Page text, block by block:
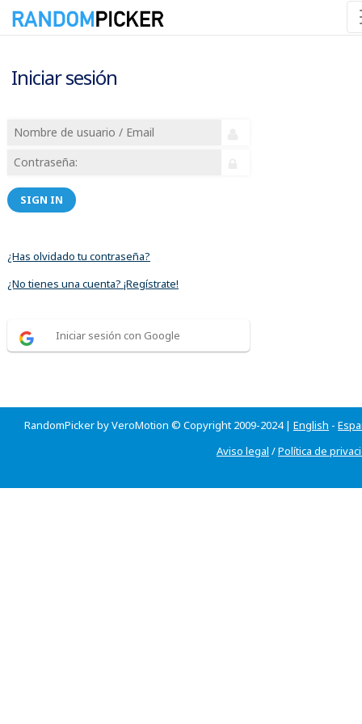
Iniciar sesión
SIGN IN
¿Has olvidado tu contraseña?
¿No tienes una cuenta? ¡Regístrate!
Iniciar sesión con Google
RandomPicker by VeroMotion © Copyright 2009-2024 | English -
Aviso legal /Política de